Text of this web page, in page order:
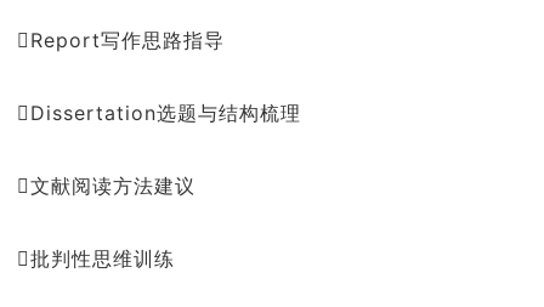
Report写作思路指导
Dissertation选题与结构梳理
文献阅读方法建议
批判性思维训练